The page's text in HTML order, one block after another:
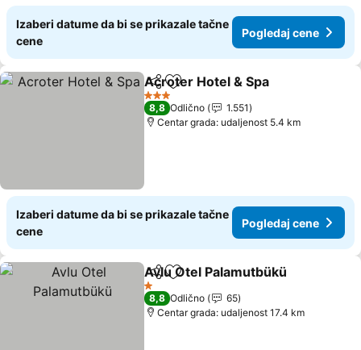
Izaberi datume da bi se prikazale tačne
cene
Pogledaj cene
Deli Dodati u favorite
Acroter Hotel & Spa
3 Zvezdice
8,8 Odlično
1.551
Centar grada: udaljenost 5.4 km
Izaberi datume da bi se prikazale tačne
cene
Pogledaj cene
Deli Dodati u favorite
Avlu Otel Palamutbükü
1 Zvezdice
8,8 Odlično
65
Centar grada: udaljenost 17.4 km